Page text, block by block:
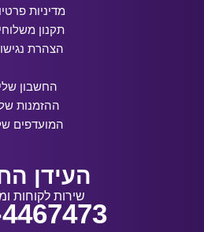
מדיניות
תקנון
הצהרת
החשבון שלי
ההזמנות
המועדפים
העידן
שירות לקוחות